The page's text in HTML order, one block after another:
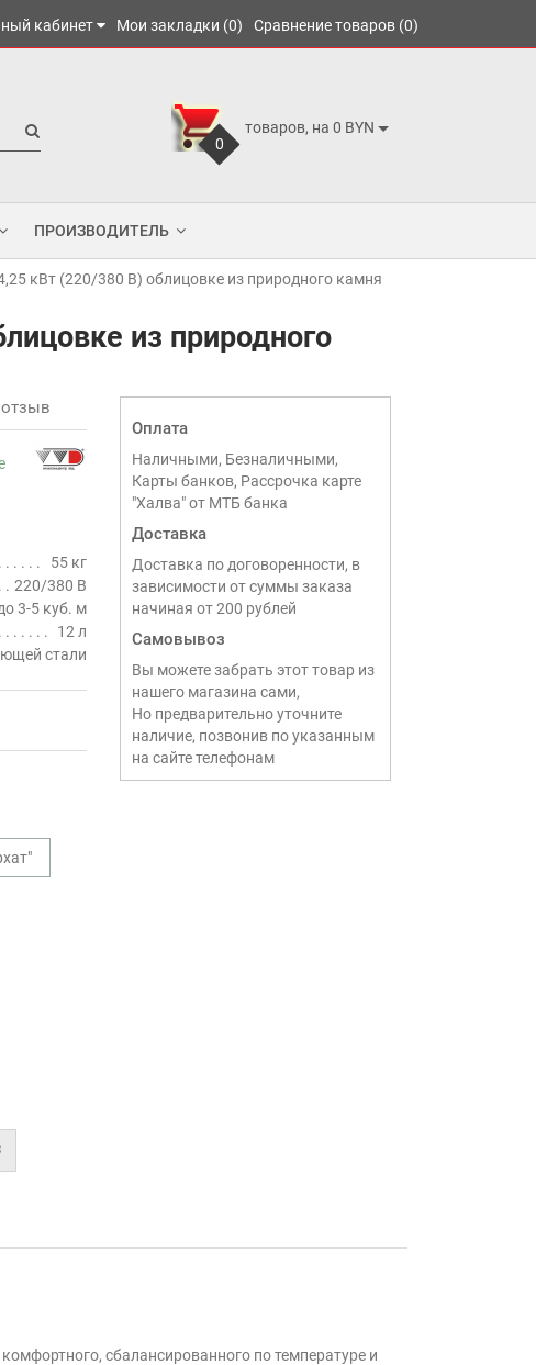
кабинет Мои закладки (0) Сравнение товаров (0)
0
товаров, на 0 BYN
ПРОИЗВОДИТЕЛЬ
кВт (220/380 В) облицовке из природного камня
из природного
55 кг
220/380 В
3-5 куб. м
12 л
стали
Оплата
Наличными, Безналичными,
Карты банков, Рассрочка карте
"Халва" от МТБ банка
Доставка
Доставка по договоренности, в
зависимости от суммы заказа
начиная от 200 рублей
Самовывоз
Вы можете забрать этот товар из
нашего магазина сами,
Но предварительно уточните
наличие, позвонив по указанным
на сайте телефонам
сбалансированного по температуре и